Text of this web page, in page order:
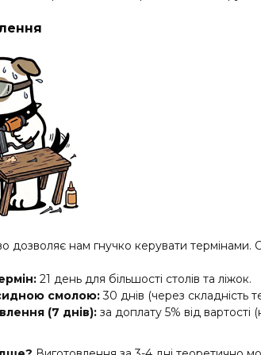
дозволяє нам гнучко керувати термінами.
21 день для більшості столів та ліжок.
смолою:30 днів (через складність
(7 днів): за доплату 5% від